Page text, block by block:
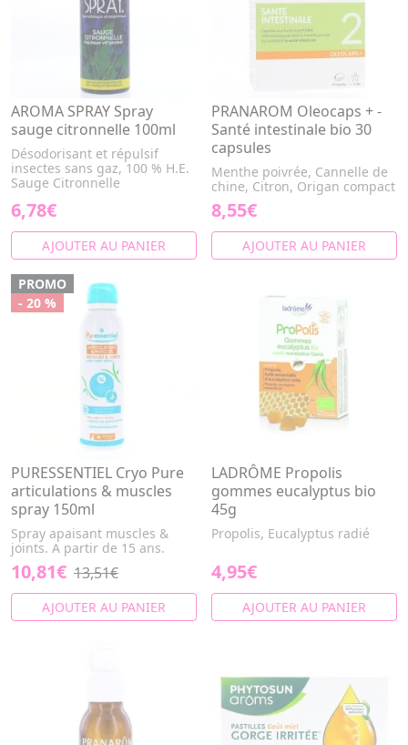
AROMA SPRAY Spray
sauge citronnelle 100ml
Désodorisant et répulsif
insectes sans gaz, 100 % H.E.
Sauge Citronnelle
6,78€
AJOUTER AU PANIER
PRANAROM Oleocaps + -
Santé intestinale bio 30
capsules
Menthe poivrée, Cannelle de
chine, Citron, Origan compact
8,55€
AJOUTER AU PANIER
PROMO
- 20 %
PURESSENTIEL Cryo Pure
articulations & muscles
spray 150ml
Spray apaisant muscles &
joints. A partir de 15 ans.
10,81€ 13,51€
AJOUTER AU PANIER
LADRÔME Propolis
gommes eucalyptus bio
45g
Propolis, Eucalyptus radié
4,95€
AJOUTER AU PANIER